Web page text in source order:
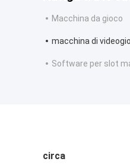
Macchina da gioco
macchina di
Software per slot
circa